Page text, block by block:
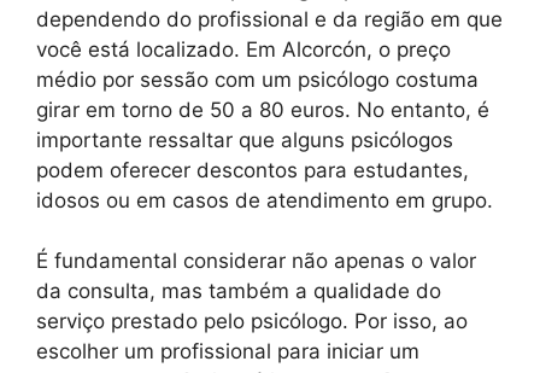
dependendo do profissional e da região em que
você está localizado. Em Alcorcón, o preço
médio por sessão com um psicólogo costuma
girar em torno de 50 a 80 euros. No entanto, é
importante ressaltar que alguns psicólogos
podem oferecer descontos para estudantes,
idosos ou em casos de atendimento em grupo.
É fundamental considerar não apenas o valor
da consulta, mas também a qualidade do
serviço prestado pelo psicólogo. Por isso, ao
escolher um profissional para iniciar um